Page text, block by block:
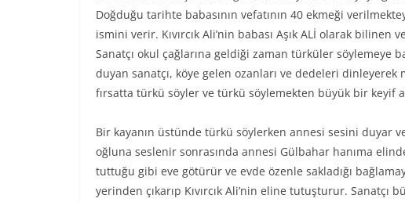
Doğduğu tarihte babasının vefatının 40 ekmeği
ismini verir. Kıvırcık Ali’nin babası Aşık ALİ olarak bilinen
Sanatçı okul çağlarına geldiği zaman türküler söylemeye
duyan sanatçı, köye gelen ozanları ve dedeleri dinleyerek
fırsatta türkü söyler ve türkü söylemekten büyük bir keyif
Bir kayanın üstünde türkü söylerken annesi sesini duyar
oğluna seslenir sonrasında annesi Gülbahar hanıma
tuttuğu gibi eve götürür ve evde özenle sakladığı
yerinden çıkarıp Kıvırcık Ali’nin eline tutuşturur. Sanatçı